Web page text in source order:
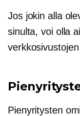
Jos jokin alla
sinulta, voi olla
Pienyritysten